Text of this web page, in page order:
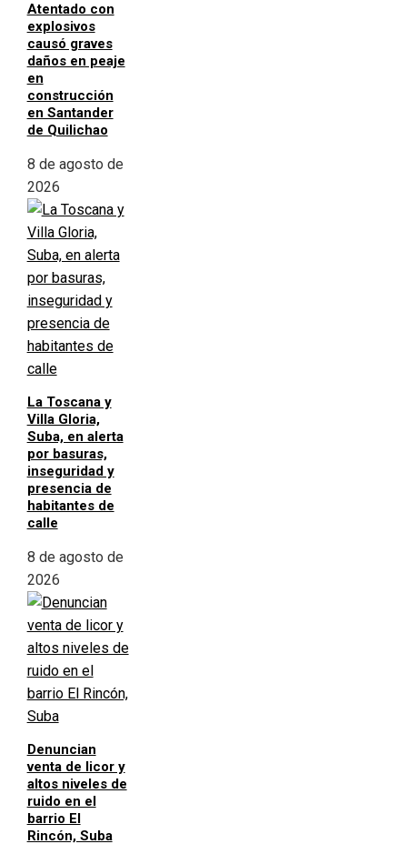
Atentado con
explosivos
causó graves
daños en peaje
en
construcción
en Santander
de Quilichao
8 de agosto de
2026
La Toscana y
Villa Gloria,
Suba, en alerta
por basuras,
inseguridad y
presencia de
habitantes de
calle
8 de agosto de
2026
Denuncian
venta de licor y
altos niveles de
ruido en el
barrio El
Rincón, Suba